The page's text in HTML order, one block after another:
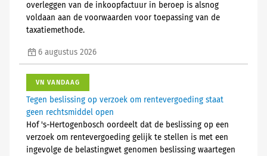
overleggen van de inkoopfactuur in beroep is alsnog
voldaan aan de voorwaarden voor toepassing van de
taxatiemethode.
6 augustus 2026
VN VANDAAG
Tegen beslissing op verzoek om rentevergoeding staat
geen rechtsmiddel open
Hof 's-Hertogenbosch oordeelt dat de beslissing op een
verzoek om rentevergoeding gelijk te stellen is met een
ingevolge de belastingwet genomen beslissing waartegen